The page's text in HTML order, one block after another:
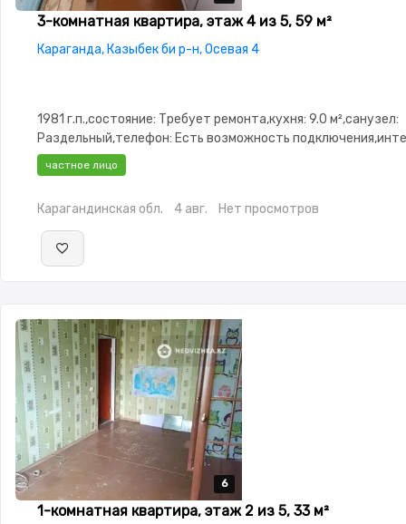
3-комнатная квартира, этаж 4 из 5, 59 м²
Караганда, Казыбек би р-н, Осевая 4
1981 г.п.,состояние: Требует ремонта,кухня: 9.0 м²,санузел:
Раздельный,телефон: Есть возможность
Проводной,Частично меблирована,Частично
охраняемая стоянка,Домофон,Пластиковые
частное лицо
Карагандинская обл. 4 авг. Нет просмотров
6
6
6
6
6
1-комнатная квартира, этаж 2 из 5, 33 м²